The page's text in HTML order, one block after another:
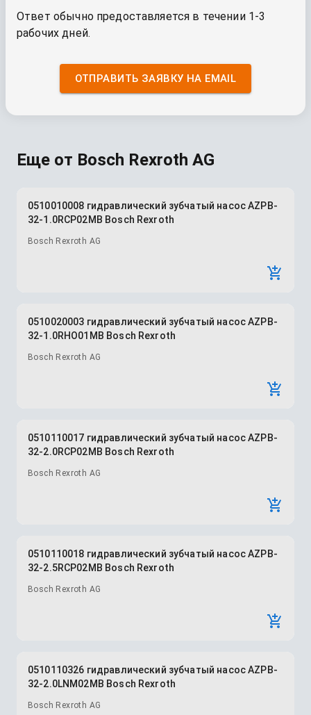
Ответ обычно предоставляется в течении 1-3
рабочих дней.
ОТПРАВИТЬ ЗАЯВКУ НА EMAIL
Еще от Bosch Rexroth AG
0510010008 гидравлический зубчатый насос AZPB-
32-1.0RCP02MB Bosch Rexroth
Bosch Rexroth AG
0510020003 гидравлический зубчатый насос AZPB-
32-1.0RHO01MB Bosch Rexroth
Bosch Rexroth AG
0510110017 гидравлический зубчатый насос AZPB-
32-2.0RCP02MB Bosch Rexroth
Bosch Rexroth AG
0510110018 гидравлический зубчатый насос AZPB-
32-2.5RCP02MB Bosch Rexroth
Bosch Rexroth AG
0510110326 гидравлический зубчатый насос AZPB-
32-2.0LNM02MB Bosch Rexroth
Bosch Rexroth AG